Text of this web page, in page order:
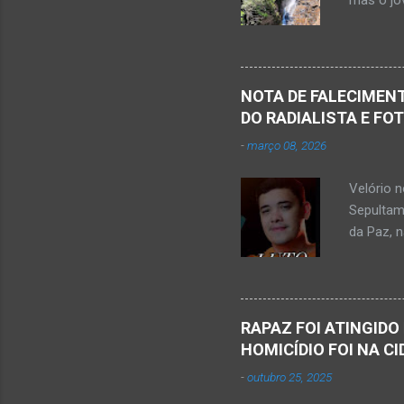
Mato
feira,
Minas.
Rosa,
NOTA DE
DO RADIALISTA E
-março 08, 2026
Velório
da Paz,
desse
Nardone
Sílvio da
RAPAZ FOI
HOMICÍDIO FOI NA
-outubro 25, 2025